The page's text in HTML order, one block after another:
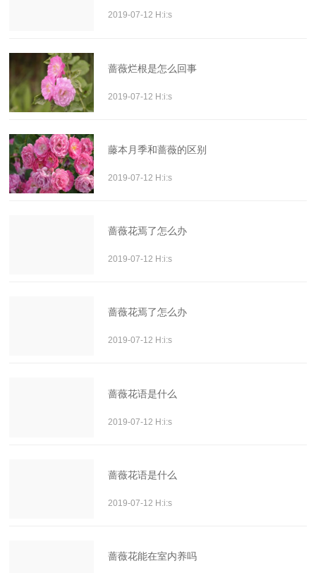
2019-07-12 H:i:s
蔷薇烂根是怎么回事
2019-07-12 H:i:s
藤本月季和蔷薇的区别
2019-07-12 H:i:s
蔷薇花焉了怎么办
2019-07-12 H:i:s
蔷薇花焉了怎么办
2019-07-12 H:i:s
蔷薇花语是什么
2019-07-12 H:i:s
蔷薇花语是什么
2019-07-12 H:i:s
蔷薇花能在室内养吗